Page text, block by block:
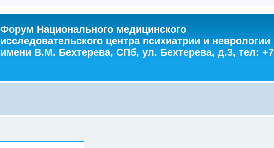
Форум Национального медицинского
исследовательского центра психиатрии и неврологии
имени В.М. Бехтерева, СПб, ул. Бехтерева, д.3, тел: +7